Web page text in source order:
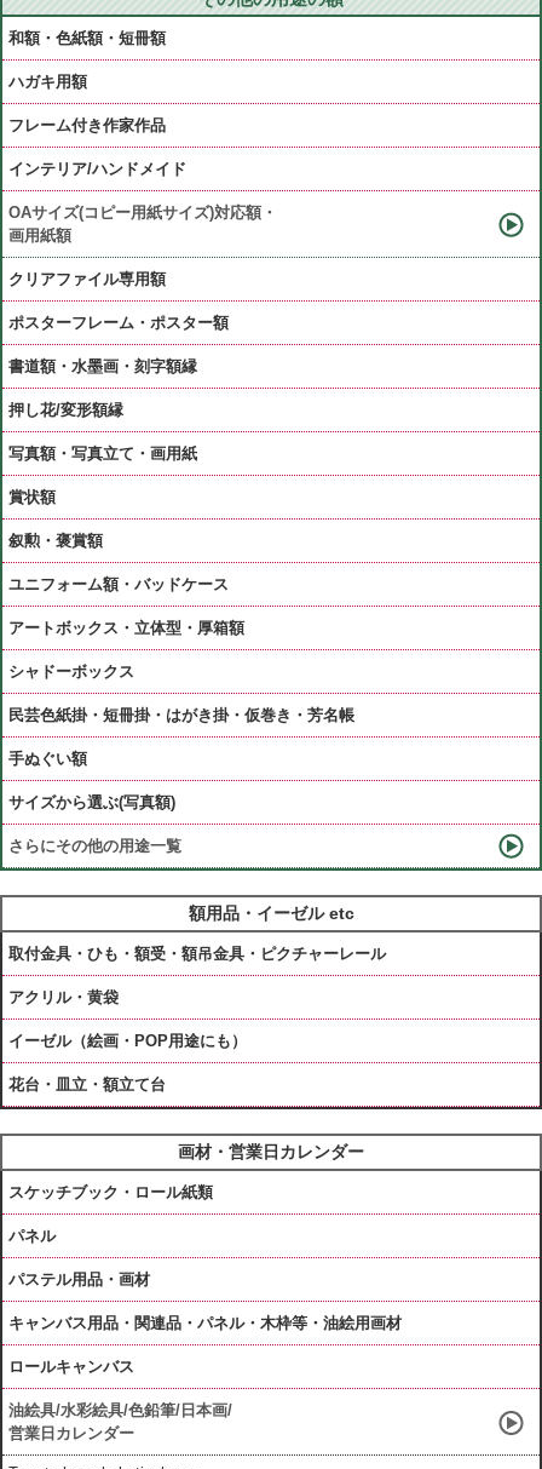
和額・色紙額・短冊額
ハガキ用額
フレーム付き作家作品
インテリア/ハンドメイド
OAサイズ(コピー用紙サイズ)対応額・
画用紙額
クリアファイル専用額
ポスターフレーム・ポスター額
書道額・水墨画・刻字額縁
押し花/変形額縁
写真額・写真立て・画用紙
賞状額
叙勲・褒賞額
ユニフォーム額・バッドケース
アートボックス・立体型・厚箱額
シャドーボックス
民芸色紙掛・短冊掛・はがき掛・仮巻き・芳名帳
手ぬぐい額
サイズから選ぶ(写真額)
さらにその他の用途一覧
額用品・イーゼル etc
取付金具・ひも・額受・額吊金具・ピクチャーレール
アクリル・黄袋
イーゼル（絵画・POP用途にも）
花台・皿立・額立て台
画材・営業日カレンダー
スケッチブック・ロール紙類
パネル
パステル用品・画材
キャンバス用品・関連品・パネル・木枠等・油絵用画材
ロールキャンバス
油絵具/水彩絵具/色鉛筆/日本画/
営業日カレンダー